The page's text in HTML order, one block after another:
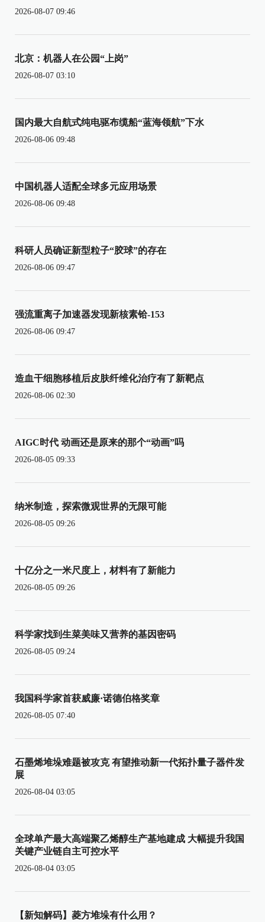
2026-08-07 09:46
北京：机器人在公园“上岗”
2026-08-07 03:10
国内最大自航式纯电驱布缆船“蓝海领航”下水
2026-08-06 09:48
中国机器人适配全球多元应用场景
2026-08-06 09:48
科研人员确证新型粒子“胶球”的存在
2026-08-06 09:47
强流重离子加速器发现新核素铪-153
2026-08-06 09:47
造血干细胞移植后皮肤纤维化治疗有了新靶点
2026-08-06 02:30
AIGC时代 动画还是原来的那个“动画”吗
2026-08-05 09:33
纳米制造，探索微观世界的无限可能
2026-08-05 09:26
十亿分之一米尺度上，材料有了新能力
2026-08-05 09:26
科学家找到生菜美味又营养的基因密码
2026-08-05 09:24
我国科学家首获威廉·诺德伯格奖章
2026-08-05 07:40
石墨烯堆垛难题被攻克 有望推动新一代拓扑量子器件发
展
2026-08-04 03:05
全球单产最大高端聚乙烯醇生产基地建成 大幅提升我国
关键产业链自主可控水平
2026-08-04 03:05
【新知解码】菱方堆垛有什么用？